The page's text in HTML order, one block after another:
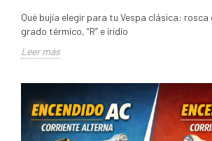
Qué bujía elegir para tu Vespa clásica:
grado térmico, “R” e iridio
Leer más